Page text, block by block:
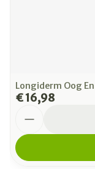
Longiderm Oog
€ 16,98